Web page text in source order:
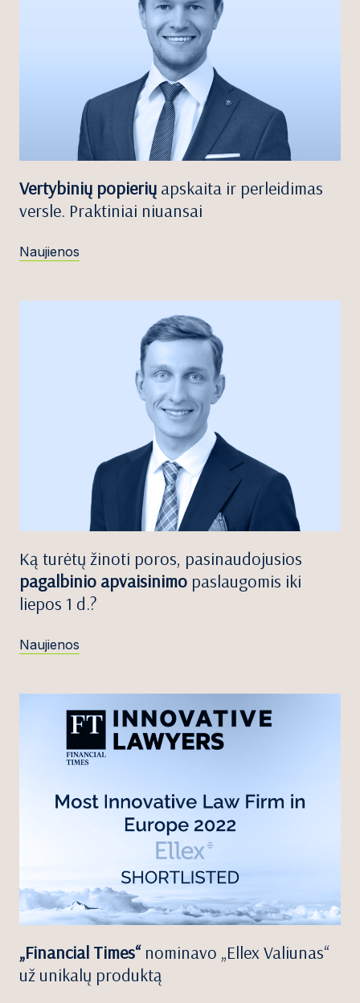
Vertybinių popierių apskaita ir perleidimas
versle. Praktiniai niuansai
Naujienos
Ką turėtų žinoti poros, pasinaudojusios
pagalbinio apvaisinimo paslaugomis iki
liepos 1 d.?
Naujienos
„Financial Times“nominavo „Ellex Valiunas“
už unikalų produktą